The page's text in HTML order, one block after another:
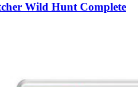
Wild Hunt Complete